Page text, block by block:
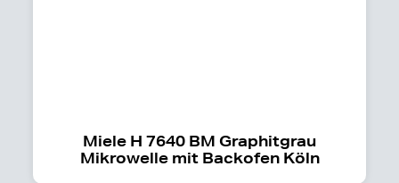
Miele H 7640 BM Graphitgrau
Mikrowelle mit Backofen Köln